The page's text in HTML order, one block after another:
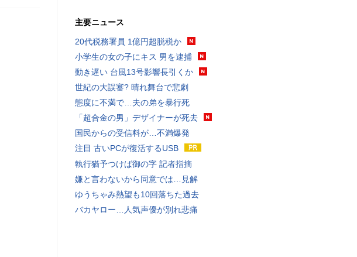
主要ニュース
20代税務署員 1億円超脱税か
小学生の女の子にキス 男を逮捕
動き遅い 台風13号影響長引くか
世紀の大誤審? 晴れ舞台で悲劇
態度に不満で…夫の弟を暴行死
「超合金の男」デザイナーが死去
国民からの受信料が…不満爆発
注目 古いPCが復活するUSB
執行猶予つけば御の字 記者指摘
嫌と言わないから同意では…見解
ゆうちゃみ熱望も10回落ちた過去
バカヤロー…人気声優が別れ悲痛